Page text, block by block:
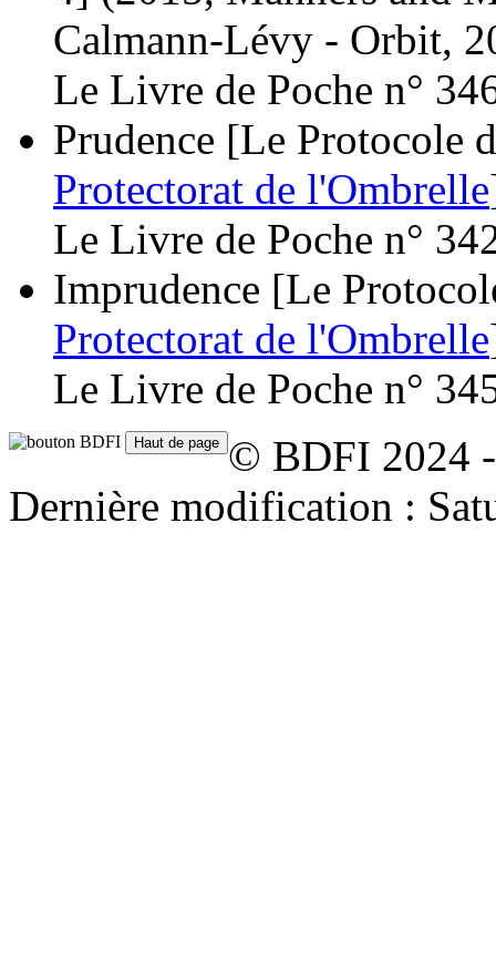
Calmann-Lévy - Orbit,
Le Livre de Poche n°
Prudence [Le Protocole
Protectorat de l'Ombrelle
Le Livre de Poche n°
Imprudence [Le
Protectorat de l'Ombrelle
Le Livre de Poche n°
© BDFI 2024
Dernière modification :